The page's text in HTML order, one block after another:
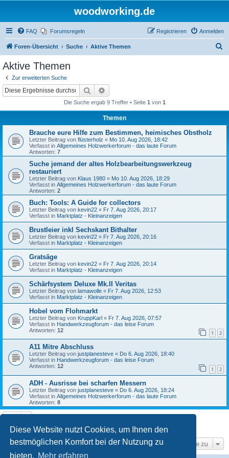
Diese Website nutzt Cookies, um Ihnen den
bestmöglichen Komfort bei der Nutzung zu
bieten. Mehr erfahren
woodworking.de
FAQ Forumsregeln Anmelden
Registrieren
Foren-Übersicht Suche Aktive Themen
Aktive Themen
Zur erweiterten Suche
Suche
Die Suche ergab 9 Treffer • Seite 1 von 1
Themen
Brauche eure Hilfe zum Bestimmen, heimisches Obstholz
Letzter Beitrag von flüsterholz « Mo 10. Aug 2026, 18:42
Verfasst in Allgemeines Holzwerkerforum - das laute Forum
Antworten: 7
Suche jemand der altes Holzbearbeitungswerkzeug
restauriert
Letzter Beitrag von Klaus 1980 « Mo 10. Aug 2026, 18:29
Verfasst in Allgemeines Holzwerkerforum - das laute Forum
Antworten: 2
Buch: Tools: A Guide for collectors
Letzter Beitrag von kevin22 « Fr 7. Aug 2026, 20:17
Verfasst in Marktplatz - Kleinanzeigen
Brustleier inkl Sechskant Bithalter
Letzter Beitrag von kevin22 « Fr 7. Aug 2026, 20:16
Verfasst in Marktplatz - Kleinanzeigen
Gratsäge
Letzter Beitrag von kevin22 « Fr 7. Aug 2026, 20:14
Verfasst in Marktplatz - Kleinanzeigen
Schärfsystem Deluxe Mk.II Veritas
Letzter Beitrag von lamawolle « Fr 7. Aug 2026, 12:53
Verfasst in Marktplatz - Kleinanzeigen
Hobel vom Flohmarkt
Letzter Beitrag von KruppKarl « Fr 7. Aug 2026, 07:57
Verfasst in Handwerkzeugforum - das leise Forum
Antworten: 12 1 2
A11 Mitre Abschluss
Letzter Beitrag von justplanesteve « Do 6. Aug 2026, 18:40
Verfasst in Handwerkzeugforum - das leise Forum
Antworten: 12 1 2
ADH - Ausrisse bei scharfen Messern
Letzter Beitrag von justplanesteve « Do 6. Aug 2026, 18:24
Verfasst in Allgemeines Holzwerkerforum - das laute Forum
Antworten: 8
Die Suche ergab 9 Treffer • Seite 1von1
Gehe zu